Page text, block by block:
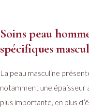
Soins peau
spécifiques
La peau masculine
notamment une
plus importante, en plus